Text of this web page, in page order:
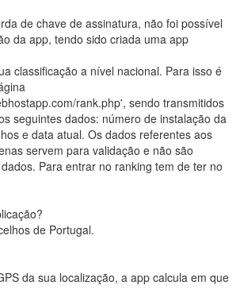
de chave de assinatura, não foi possível
da app, tendo sido criada uma app
classificação a nível nacional. Para isso é
rank.php', sendo transmitidos
seguintes dados: número de instalação da
e data atual. Os dados referentes aos
servem para validação e não são
Para entrar no ranking tem de ter no
de Portugal.
da sua localização, a app calcula em que